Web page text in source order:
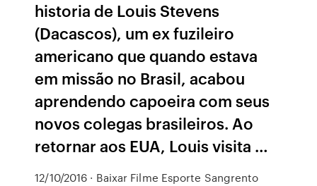
historia de Louis Stevens
(Dacascos), um ex fuzileiro
americano que quando estava
em missão no Brasil, acabou
aprendendo capoeira com seus
novos colegas brasileiros. Ao
retornar aos EUA, Louis visita …
12/10/2016 · Baixar Filme Esporte Sangrento